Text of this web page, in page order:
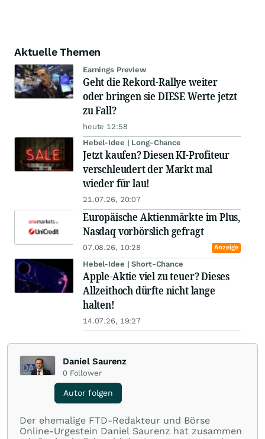
Aktuelle Themen
Earnings Preview
Geht die Rekord-Rallye weiter
oder bringen sie DIESE Werte jetzt
zu Fall?
heute 12:58
Hebel-Idee | Long-Chance
Jetzt kaufen? Diesen KI-Profiteur
verschleudert der Markt mal
wieder für lau!
21.07.26, 20:07
Europäische Aktienmärkte im Plus,
Nasdaq vorbörslich gefragt
07.08.26, 10:28 Anzeige
Hebel-Idee | Short-Chance
Apple-Aktie viel zu teuer? Dieses
Allzeithoch dürfte nicht lange
halten!
14.07.26, 19:27
Daniel Saurenz
0 Follower
Autor folgen
Der ehemalige FTD-Redakteur und Börse
Online-Urgestein Daniel Saurenz hat zusammen